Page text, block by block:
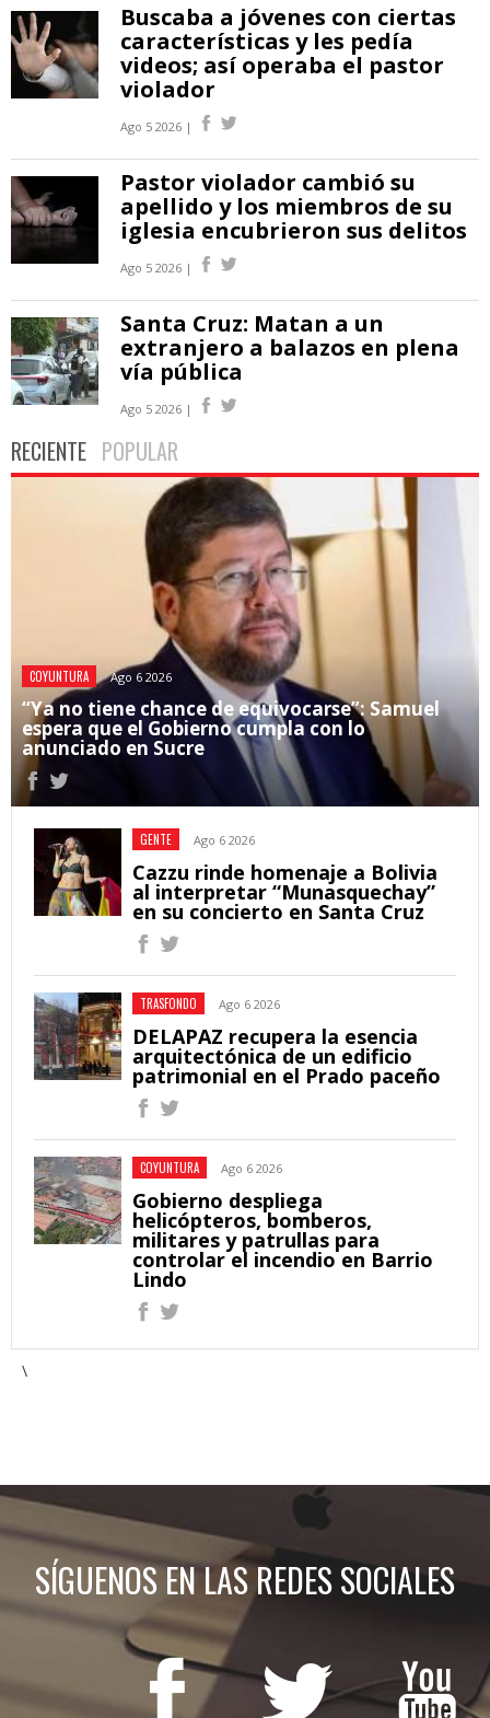
Buscaba a jóvenes con ciertas
características y les pedía
videos; así operaba el pastor
violador
Ago 5 2026 |
Pastor violador cambió su
apellido y los miembros de su
iglesia encubrieron sus delitos
Ago 5 2026 |
Santa Cruz: Matan a un
extranjero a balazos en plena
vía pública
Ago 5 2026 |
RECIENTE POPULAR
COYUNTURA Ago 6 2026
“Ya no tiene chance de equivocarse”: Samuel
espera que el Gobierno cumpla con lo
anunciado en Sucre
GENTE Ago 6 2026
Cazzu rinde homenaje a Bolivia
al interpretar “Munasquechay”
en su concierto en Santa Cruz
TRASFONDO Ago 6 2026
DELAPAZ recupera la esencia
arquitectónica de un edificio
patrimonial en el Prado paceño
COYUNTURA Ago 6 2026
Gobierno despliega
helicópteros, bomberos,
militares y patrullas para
controlar el incendio en Barrio
Lindo
\
SÍGUENOS EN LAS REDES SOCIALES